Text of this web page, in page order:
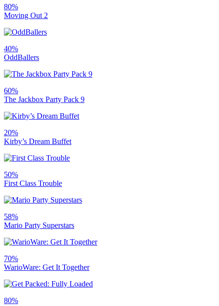
80%
Moving Out 2
40%
OddBallers
60%
The Jackbox Party Pack 9
20%
Kirby’s Dream Buffet
50%
First Class Trouble
58%
Mario Party Superstars
70%
WarioWare: Get It Together
80%